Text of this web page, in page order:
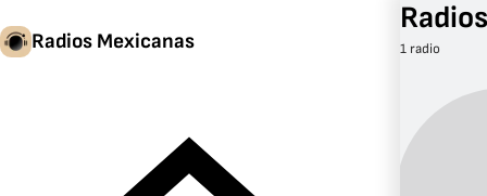
Radios Mexicanas 1 radio